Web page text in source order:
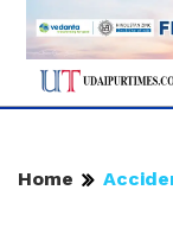
Home